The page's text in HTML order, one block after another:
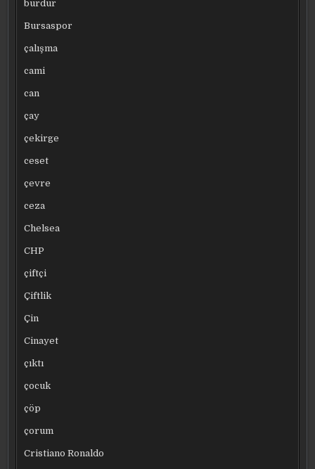
burdur
Bursaspor
çalışma
cami
can
çay
çekirge
ceset
çevre
ceza
Chelsea
CHP
çiftçi
Çiftlik
Çin
Cinayet
çıktı
çocuk
çöp
çorum
Cristiano Ronaldo